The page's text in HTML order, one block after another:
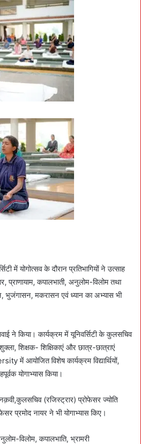
में योगोत्सव के दौरान प्रतिभागियों ने उत्साह
प्राणायाम, कपालभाती, अनुलोम-विलोम तथा
भुजंगासन, मकरासन एवं ध्यान का अभ्यास भी
ने किया। कार्यक्रम में यूनिवर्सिटी के कुलसचिव
शिक्षक- शिक्षिकाएं और छात्र-छात्राएं
में आयोजित विशेष कार्यक्रम विद्यार्थियों,
योगाभ्यास किया।
(रजिस्ट्रार) प्रोफेसर ज्योति
प्रमोद नायर ने भी योगाभ्यास किए।
विलोम, कपालभाति, भ्रामरी